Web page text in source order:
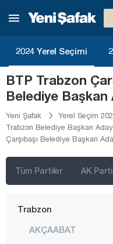
2024 Yerel Seçimi
BTP Trabzon
Belediye Başkan
Yeni Şafak
Yerel Seçim
Trabzon Belediye Başkan
Çarşıbaşı Belediye Başkan
Tüm Partiler AK Parti
Sakarya
Sinop
Sivas
Şanlıurfa
Şırnak
Tokat
Trabzon
AKÇAABAT